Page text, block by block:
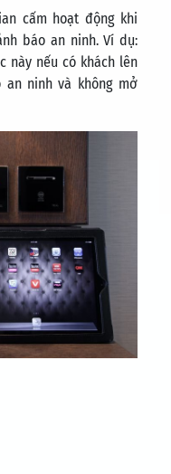
cấm hoạt động khi
báo an ninh. Ví dụ:
này nếu có khách lên
an ninh và không mở